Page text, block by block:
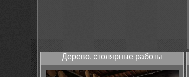
Дерево, столярные работы